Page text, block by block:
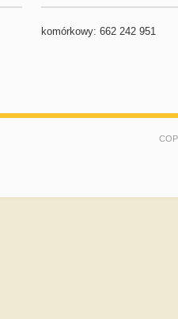
komórkowy: 662 242 951